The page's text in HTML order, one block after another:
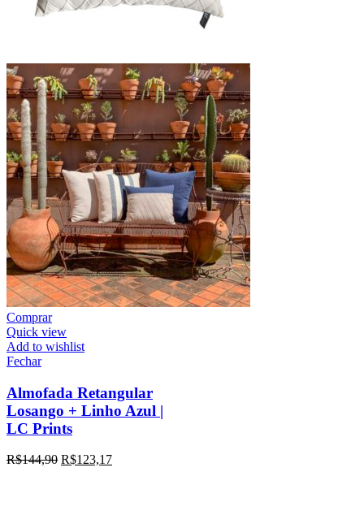
Comprar
Quick view
Add to wishlist
Fechar
Almofada Retangular
Losango + Linho Azul |
LC Prints
R$144,90 R$123,17